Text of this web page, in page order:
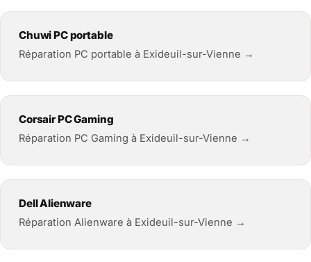
Chuwi PC portable
Réparation PC portable à Exideuil-sur-Vienne →
Corsair PC Gaming
Réparation PC Gaming à Exideuil-sur-Vienne →
Dell Alienware
Réparation Alienware à Exideuil-sur-Vienne →